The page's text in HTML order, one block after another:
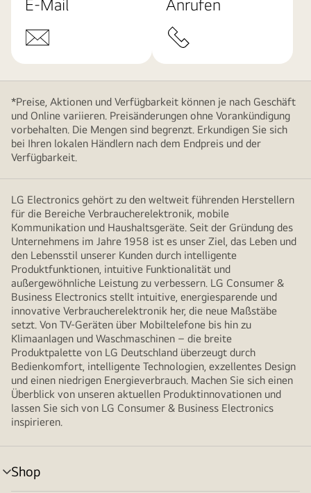
E-Mail Anrufen
*Preise, Aktionen und Verfügbarkeit können je nach Geschäft
und Online variieren. Preisänderungen ohne Vorankündigung
vorbehalten. Die Mengen sind begrenzt. Erkundigen Sie sich
bei Ihren lokalen Händlern nach dem Endpreis und der
Verfügbarkeit.
LG Electronics gehört zu den weltweit führenden Herstellern
für die Bereiche Verbraucherelektronik, mobile
Kommunikation und Haushaltsgeräte. Seit der Gründung des
Unternehmens im Jahre 1958 ist es unser Ziel, das Leben und
den Lebensstil unserer Kunden durch intelligente
Produktfunktionen, intuitive Funktionalität und
außergewöhnliche Leistung zu verbessern. LG Consumer &
Business Electronics stellt intuitive, energiesparende und
innovative Verbraucherelektronik her, die neue Maßstäbe
setzt. Von TV-Geräten über Mobiltelefone bis hin zu
Klimaanlagen und Waschmaschinen – die breite
Produktpalette von LG Deutschland überzeugt durch
Bedienkomfort, intelligente Technologien, exzellentes Design
und einen niedrigen Energieverbrauch. Machen Sie sich einen
Überblick von unseren aktuellen Produktinnovationen und
lassen Sie sich von LG Consumer & Business Electronics
inspirieren.
Shop
Menü